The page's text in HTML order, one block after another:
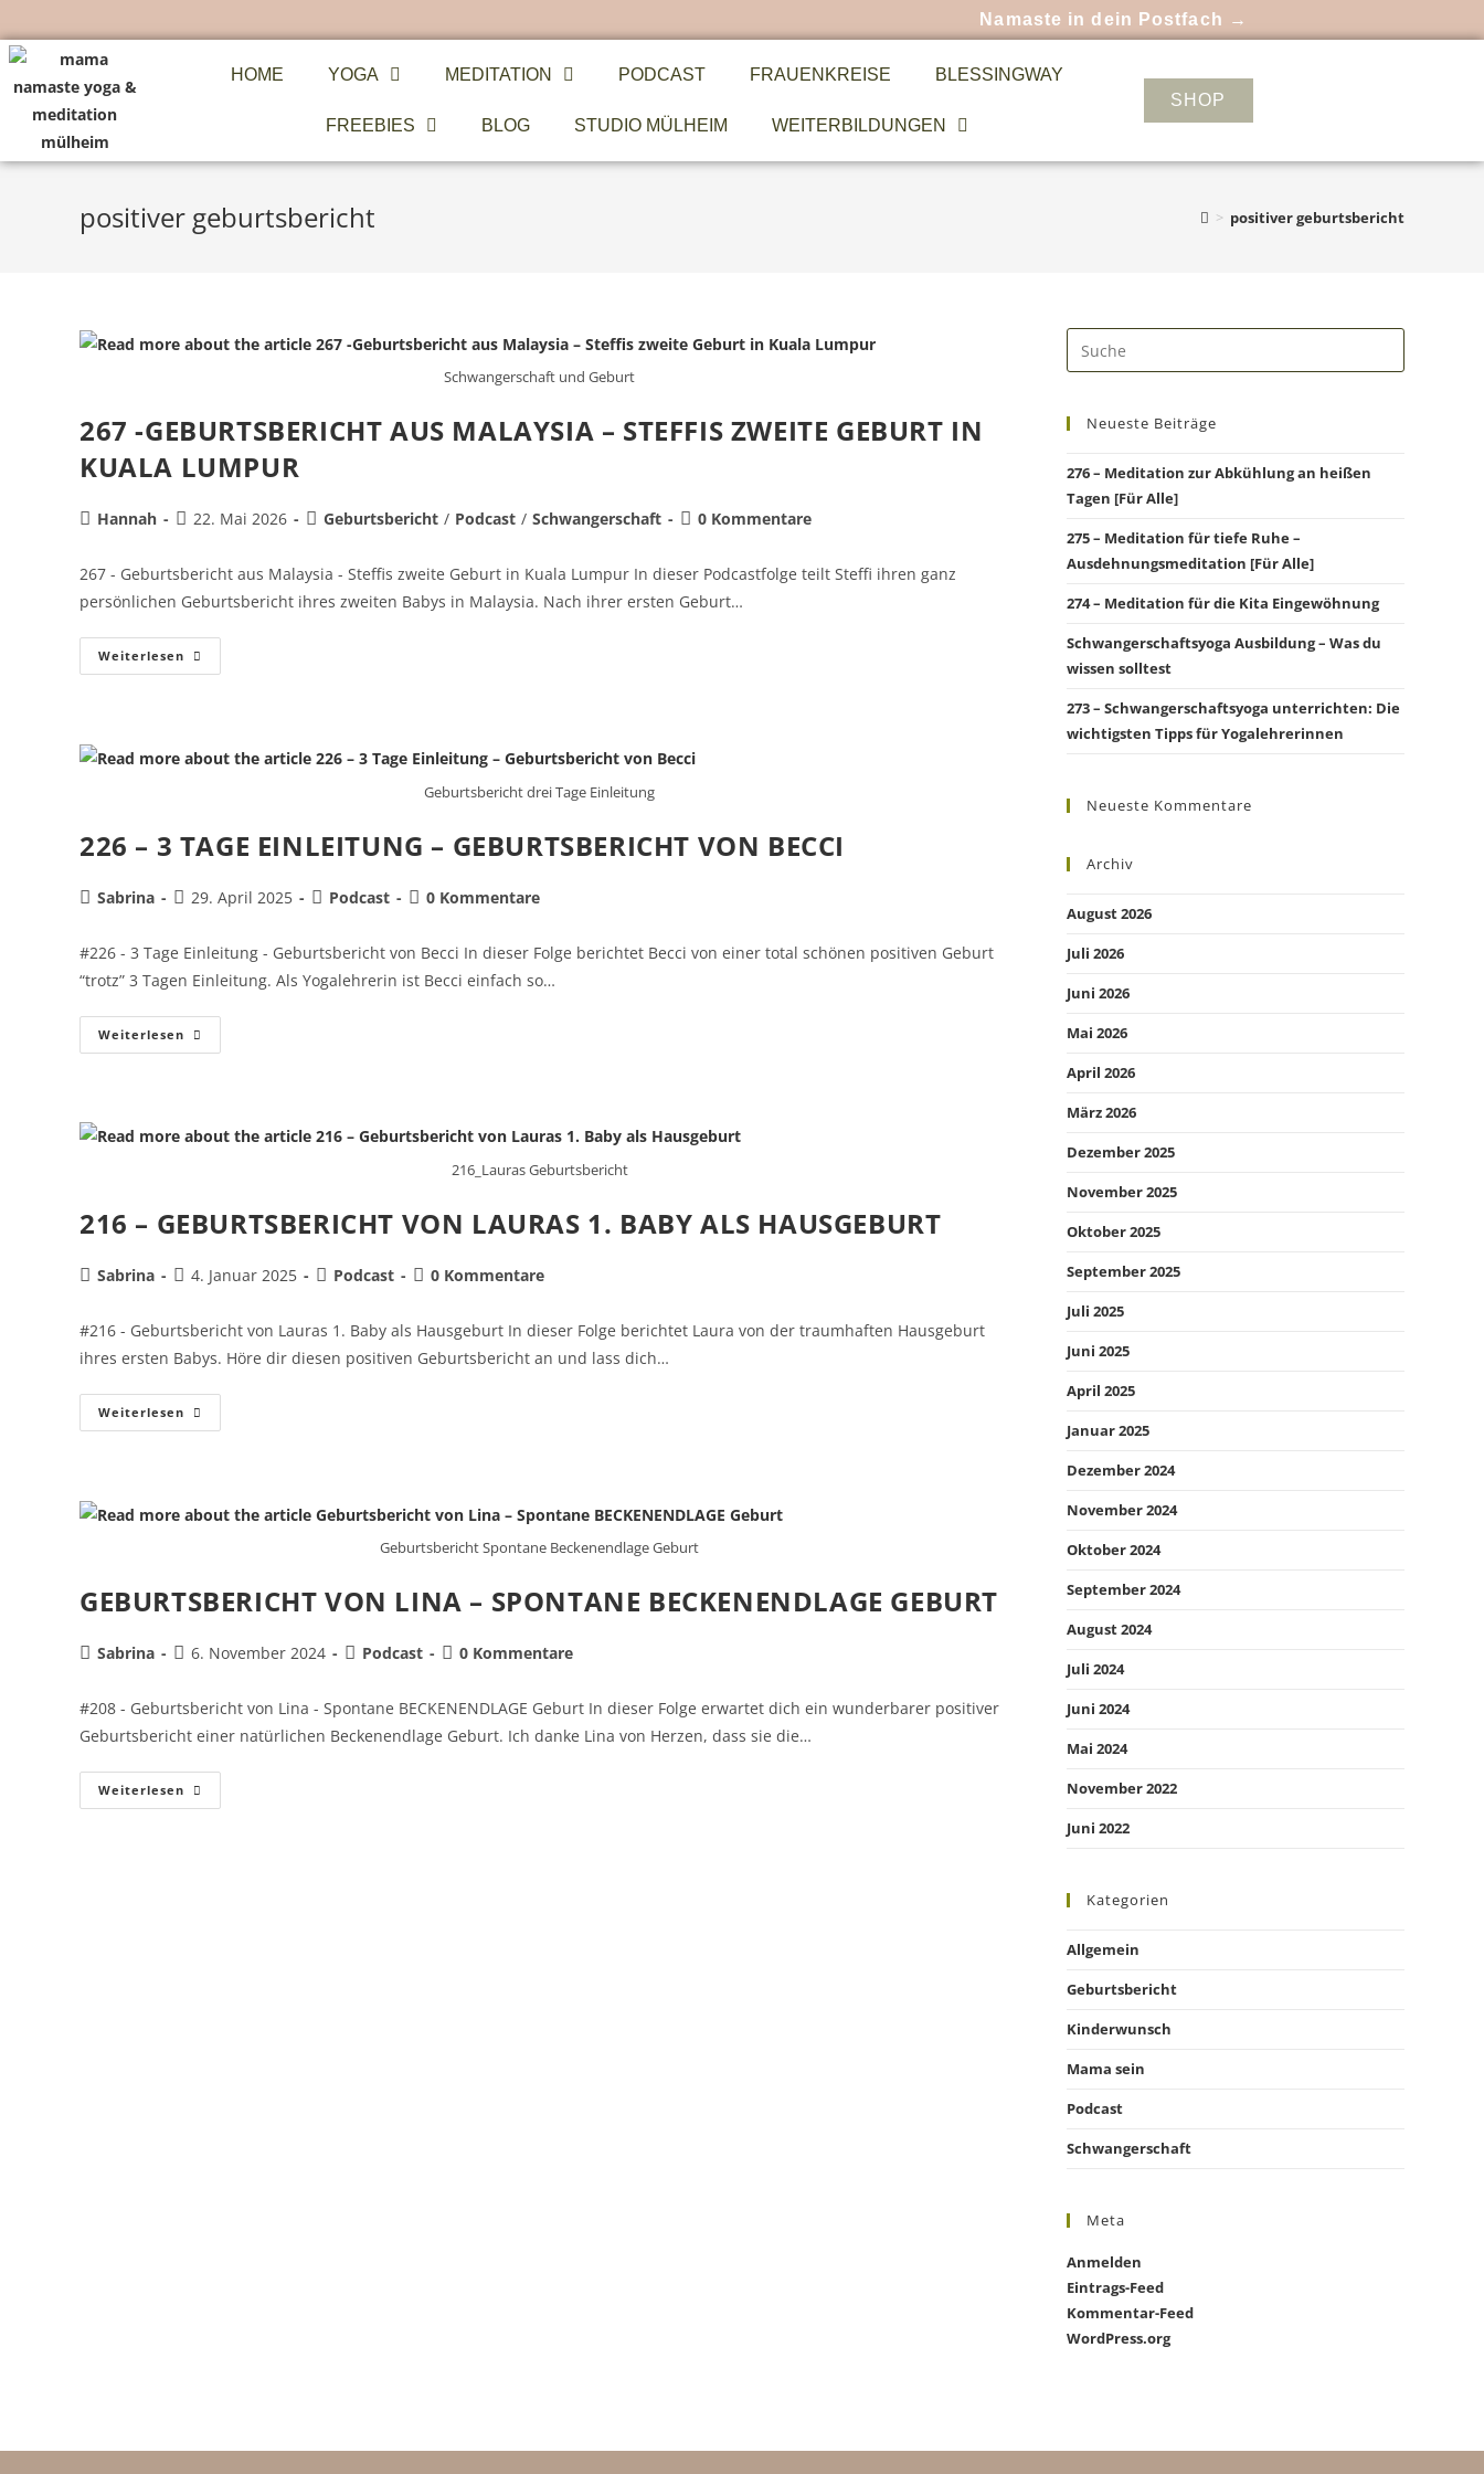
Namaste in dein Postfach →
HOME YOGA MEDITATION PODCAST FRAUENKREISE BLESSINGWAY
FREEBIES BLOG STUDIO MÜLHEIM WEITERBILDUNGEN
SHOP
positiver geburtsbericht > positiver geburtsbericht
Schwangerschaft und Geburt
267 -GEBURTSBERICHT AUS MALAYSIA – STEFFIS ZWEITE GEBURT IN
KUALA LUMPUR
Hannah 22. Mai 2026 Geburtsbericht / Podcast / Schwangerschaft 0 Kommentare
267 - Geburtsbericht aus Malaysia - Steffis zweite Geburt in Kuala Lumpur In dieser Podcastfolge teilt Steffi ihren ganz
persönlichen Geburtsbericht ihres zweiten Babys in Malaysia. Nach ihrer ersten Geburt…
Weiterlesen
Geburtsbericht drei Tage Einleitung
226 – 3 TAGE EINLEITUNG – GEBURTSBERICHT VON BECCI
Sabrina 29. April 2025 Podcast 0 Kommentare
#226 - 3 Tage Einleitung - Geburtsbericht von Becci In dieser Folge berichtet Becci von einer total schönen positiven Geburt
“trotz” 3 Tagen Einleitung. Als Yogalehrerin ist Becci einfach so…
Weiterlesen
216_Lauras Geburtsbericht
216 – GEBURTSBERICHT VON LAURAS 1. BABY ALS HAUSGEBURT
Sabrina 4. Januar 2025 Podcast 0 Kommentare
#216 - Geburtsbericht von Lauras 1. Baby als Hausgeburt In dieser Folge berichtet Laura von der traumhaften Hausgeburt
ihres ersten Babys. Höre dir diesen positiven Geburtsbericht an und lass dich…
Weiterlesen
Geburtsbericht Spontane Beckenendlage Geburt
GEBURTSBERICHT VON LINA – SPONTANE BECKENENDLAGE GEBURT
Sabrina 6. November 2024 Podcast 0 Kommentare
#208 - Geburtsbericht von Lina - Spontane BECKENENDLAGE Geburt In dieser Folge erwartet dich ein wunderbarer positiver
Geburtsbericht einer natürlichen Beckenendlage Geburt. Ich danke Lina von Herzen, dass sie die…
Weiterlesen
Neueste Beiträge
276 – Meditation zur Abkühlung an heißen
Tagen [Für Alle]
275 – Meditation für tiefe Ruhe –
Ausdehnungsmeditation [Für Alle]
274 – Meditation für die Kita Eingewöhnung
Schwangerschaftsyoga Ausbildung – Was du
wissen solltest
273 – Schwangerschaftsyoga unterrichten: Die
wichtigsten Tipps für Yogalehrerinnen
Neueste Kommentare
Archiv
August 2026
Juli 2026
Juni 2026
Mai 2026
April 2026
März 2026
Dezember 2025
November 2025
Oktober 2025
September 2025
Juli 2025
Juni 2025
April 2025
Januar 2025
Dezember 2024
November 2024
Oktober 2024
September 2024
August 2024
Juli 2024
Juni 2024
Mai 2024
November 2022
Juni 2022
Kategorien
Allgemein
Geburtsbericht
Kinderwunsch
Mama sein
Podcast
Schwangerschaft
Meta
Anmelden
Eintrags-Feed
Kommentar-Feed
WordPress.org